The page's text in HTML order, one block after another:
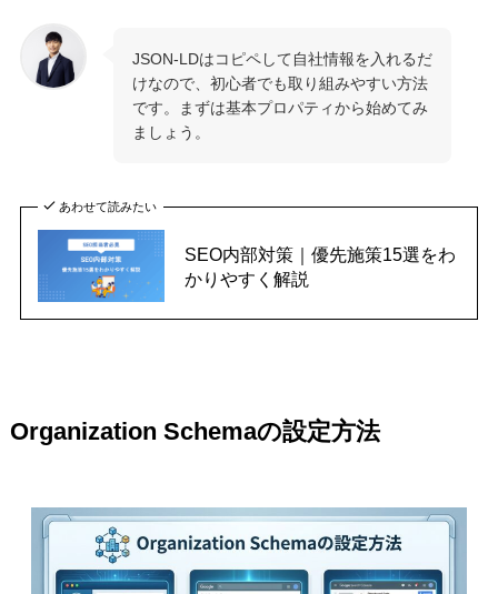
JSON-LDはコピペして自社情報を入れるだ
けなので、初心者でも取り組みやすい方法
です。まずは基本プロパティから始めてみ
ましょう。
あわせて読みたい
SEO内部対策｜優先施策15選をわ
かりやすく解説
Organization Schemaの設定方法